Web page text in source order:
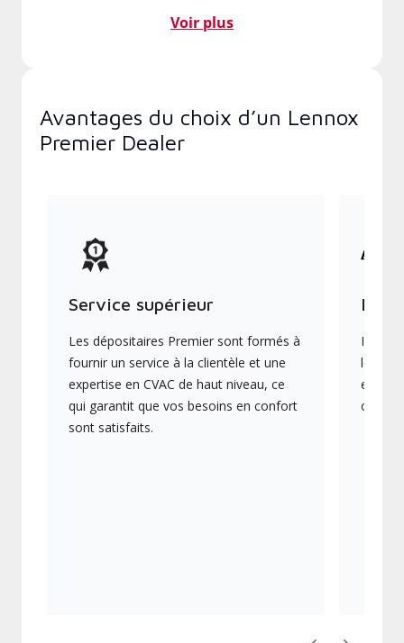
Voir plus
Avantages du choix d’un Lennox
Premier Dealer
Service supérieur
Les dépositaires Premier sont formés à
fournir un service à la clientèle et une
expertise en CVAC de haut niveau, ce
qui garantit que vos besoins en confort
sont satisfaits.
Ils
les
en